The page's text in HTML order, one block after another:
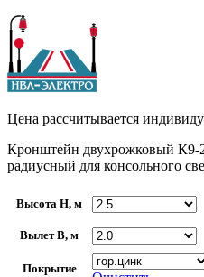
Цена рассчитывается
Кронштейн двухрожковый К9-
радиусный для консольного
Высота H, м
Вылет В, м
Покрытие